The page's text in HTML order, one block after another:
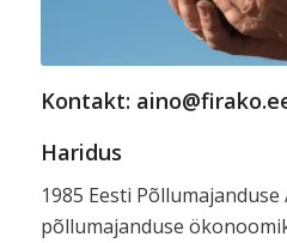
Kontakt:
Haridus
1985 Eesti Põllumajanduse
põllumajanduse